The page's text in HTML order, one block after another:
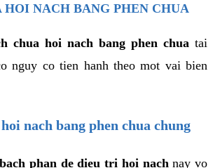
HOI NACH BANG PHEN CHUA
chua hoi nach bang phen chua tai
nguy co tien hanh theo mot vai bien
nach bang phen chua chung
phan de dieu tri hoi nach nay vo